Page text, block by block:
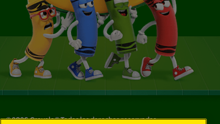
©2026Crayola® Todos los derechos reservados.